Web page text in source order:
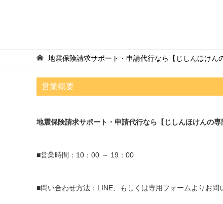
地震保険請求サポート・申請代行なら【じしんほけん
営業概要
地震保険請求サポート・申請代行なら【じしんほけんの専
■営業時間：10：00 ～ 19：00
■問い合わせ方法：LINE、もしくは専用フォームよりお問